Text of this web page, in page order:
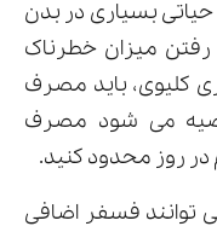
بسیاری در بدن
رفتن میزان خطرناک
کلیوی، باید مصرف
می شود مصرف
توانند فسفر اضافی